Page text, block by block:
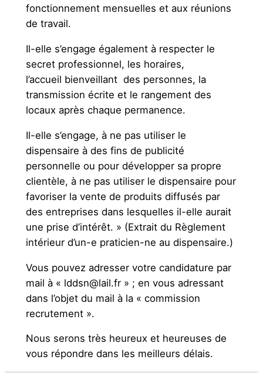
fonctionnement mensuelles et aux réunions
de travail.
Il-elle s’engage également à respecter le
secret professionnel, les horaires,
l’accueil bienveillant des personnes, la
transmission écrite et le rangement des
locaux après chaque permanence.
Il-elle s’engage, à ne pas utiliser le
dispensaire à des fins de publicité
personnelle ou pour développer sa propre
clientèle, à ne pas utiliser le dispensaire pour
favoriser la vente de produits diffusés par
des entreprises dans lesquelles il-elle aurait
une prise d’intérêt. » (Extrait du Règlement
intérieur d’un-e praticien-ne au dispensaire.)
Vous pouvez adresser votre candidature par
mail à « lddsn@lail.fr » ; en vous adressant
dans l’objet du mail à la « commission
recrutement ».
Nous serons très heureux et heureuses de
vous répondre dans les meilleurs délais.